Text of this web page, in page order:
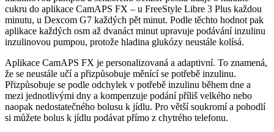
cukru do aplikace CamAPS FX – u FreeStyle Libre 3 Plus každou
minutu, u Dexcom G7 každých pět minut. Podle těchto hodnot pak
aplikace každých osm až dvanáct minut upravuje podávání inzulinu
inzulinovou pumpou, protože hladina glukózy neustále kolísá.
Aplikace CamAPS FX je personalizovaná a adaptivní. To znamená,
že se neustále učí a přizpůsobuje měnící se potřebě inzulinu.
Přizpůsobuje se podle odchylek v potřebě inzulinu během dne a
mezi jednotlivými dny a kompenzuje podání příliš velkého nebo
naopak nedostatečného bolusu k jídlu. Pro větší soukromí a pohodlí
si můžete bolus k jídlu podávat přímo z chytrého telefonu.